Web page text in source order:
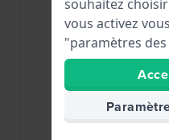
souhaitez
vous activez
"paramètres